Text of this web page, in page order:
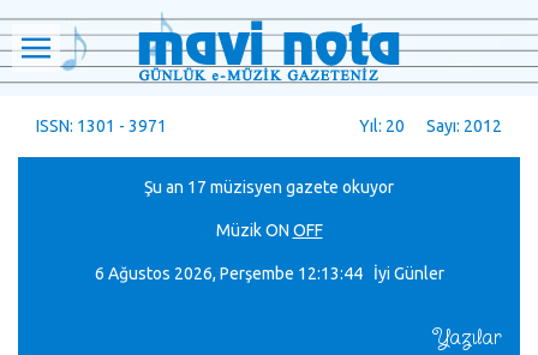
ISSN: 1301 - 3971 Yıl: 20 Sayı: 2012
Şu an 17 müzisyen gazete okuyor
MüzikON OFF
6 Ağustos 2026, Perşembe 12:13:45 İyi Günler
Yazılar